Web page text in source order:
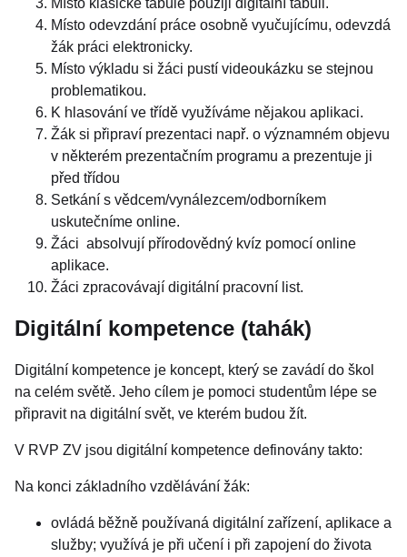
Místo odevzdání práce osobně vyučujícímu, odevzdá
žák práci elektronicky.
Místo výkladu si žáci pustí videoukázku se stejnou
problematikou.
K hlasování ve třídě využíváme nějakou aplikaci.
Žák si připraví prezentaci např. o významném objevu
v některém prezentačním programu a prezentuje ji
před třídou
Setkání s vědcem/vynálezcem/odborníkem
uskutečníme online.
Žáci absolvují přírodovědný kvíz pomocí online
aplikace.
Žáci zpracovávají digitální pracovní list.
Digitální kompetence (tahák)
Digitální kompetence je koncept, který se zavádí do škol
na celém světě. Jeho cílem je pomoci studentům lépe se
připravit na digitální svět, ve kterém budou žít.
V RVP ZV jsou digitální kompetence definovány takto:
Na konci základního vzdělávání žák:
ovládá běžně používaná digitální zařízení, aplikace a
služby; využívá je při učení i při zapojení do života